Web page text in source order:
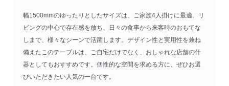
幅1500mmのゆったりとしたサイズは、ご家族4人掛けに最適。リ
ビングの中心で存在感を放ち、日々の食事から来客時のおもてな
しまで、様々なシーンで活躍します。デザイン性と実用性を兼ね
備えたこのテーブルは、ご自宅だけでなく、おしゃれな店舗の什
器としてもおすすめです。個性的な空間を求める方に、ぜひお選
びいただきたい人気の一台です。